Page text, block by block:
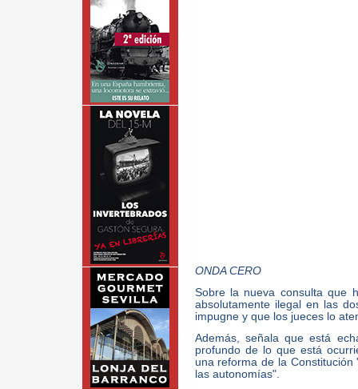
ONDA CERO
Sobre la nueva consulta que
absolutamente ilegal en las
impugne y que los jueces lo
Además, señala que está
profundo de lo que está
una reforma de la
las autonomías".